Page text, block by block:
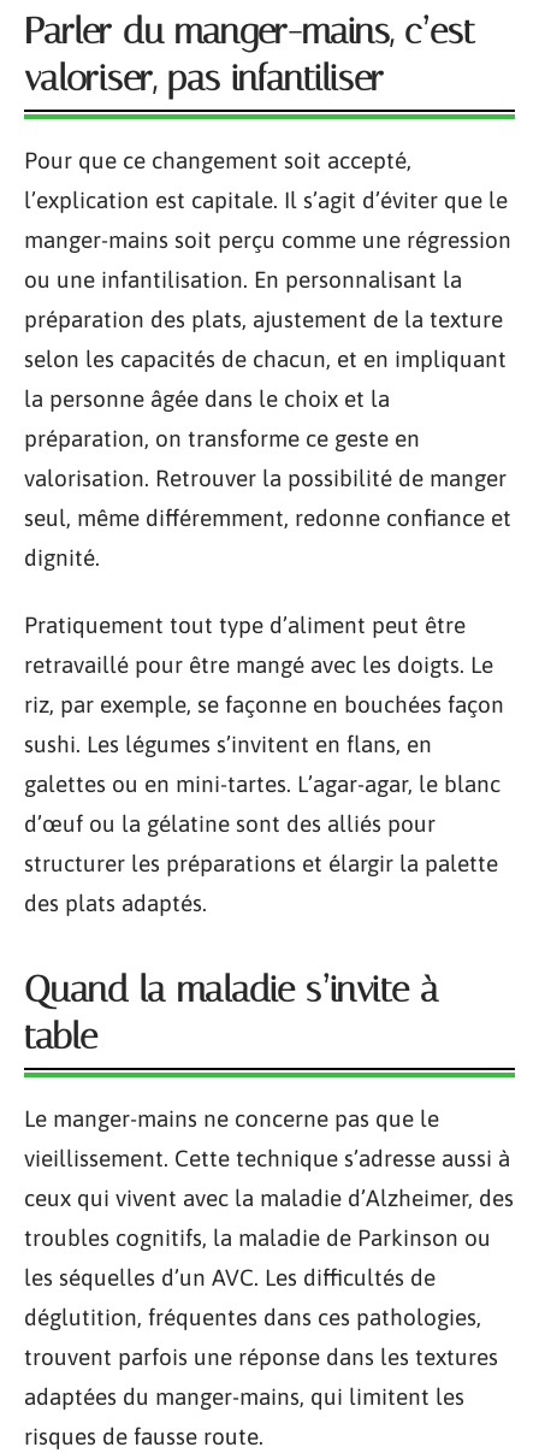
Parler du manger-mains, c’est
valoriser, pas infantiliser
Pour que ce changement soit accepté,
l’explication est capitale. Il s’agit d’éviter que le
manger-mains soit perçu comme une régression
ou une infantilisation. En personnalisant la
préparation des plats, ajustement de la texture
selon les capacités de chacun, et en impliquant
la personne âgée dans le choix et la
préparation, on transforme ce geste en
valorisation. Retrouver la possibilité de manger
seul, même différemment, redonne confiance et
dignité.
Pratiquement tout type d’aliment peut être
retravaillé pour être mangé avec les doigts. Le
riz, par exemple, se façonne en bouchées façon
sushi. Les légumes s’invitent en flans, en
galettes ou en mini-tartes. L’agar-agar, le blanc
d’œuf ou la gélatine sont des alliés pour
structurer les préparations et élargir la palette
des plats adaptés.
Quand la maladie s’invite à
table
Le manger-mains ne concerne pas que le
vieillissement. Cette technique s’adresse aussi à
ceux qui vivent avec la maladie d’Alzheimer, des
troubles cognitifs, la maladie de Parkinson ou
les séquelles d’un AVC. Les difficultés de
déglutition, fréquentes dans ces pathologies,
trouvent parfois une réponse dans les textures
adaptées du manger-mains, qui limitent les
risques de fausse route.